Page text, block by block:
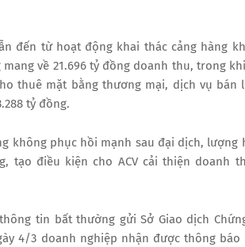
đến từ hoạt động khai thác cảng hàng
về 21.696 tỷ đồng doanh thu, trong
thuê mặt bằng thương mại, dịch vụ bán
tỷ đồng.
không phục hồi mạnh sau đại dịch, lượng
tạo điều kiện cho ACV cải thiện doanh
tin bất thường gửi Sở Giao dịch
4/3 doanh nghiệp nhận được thông báo